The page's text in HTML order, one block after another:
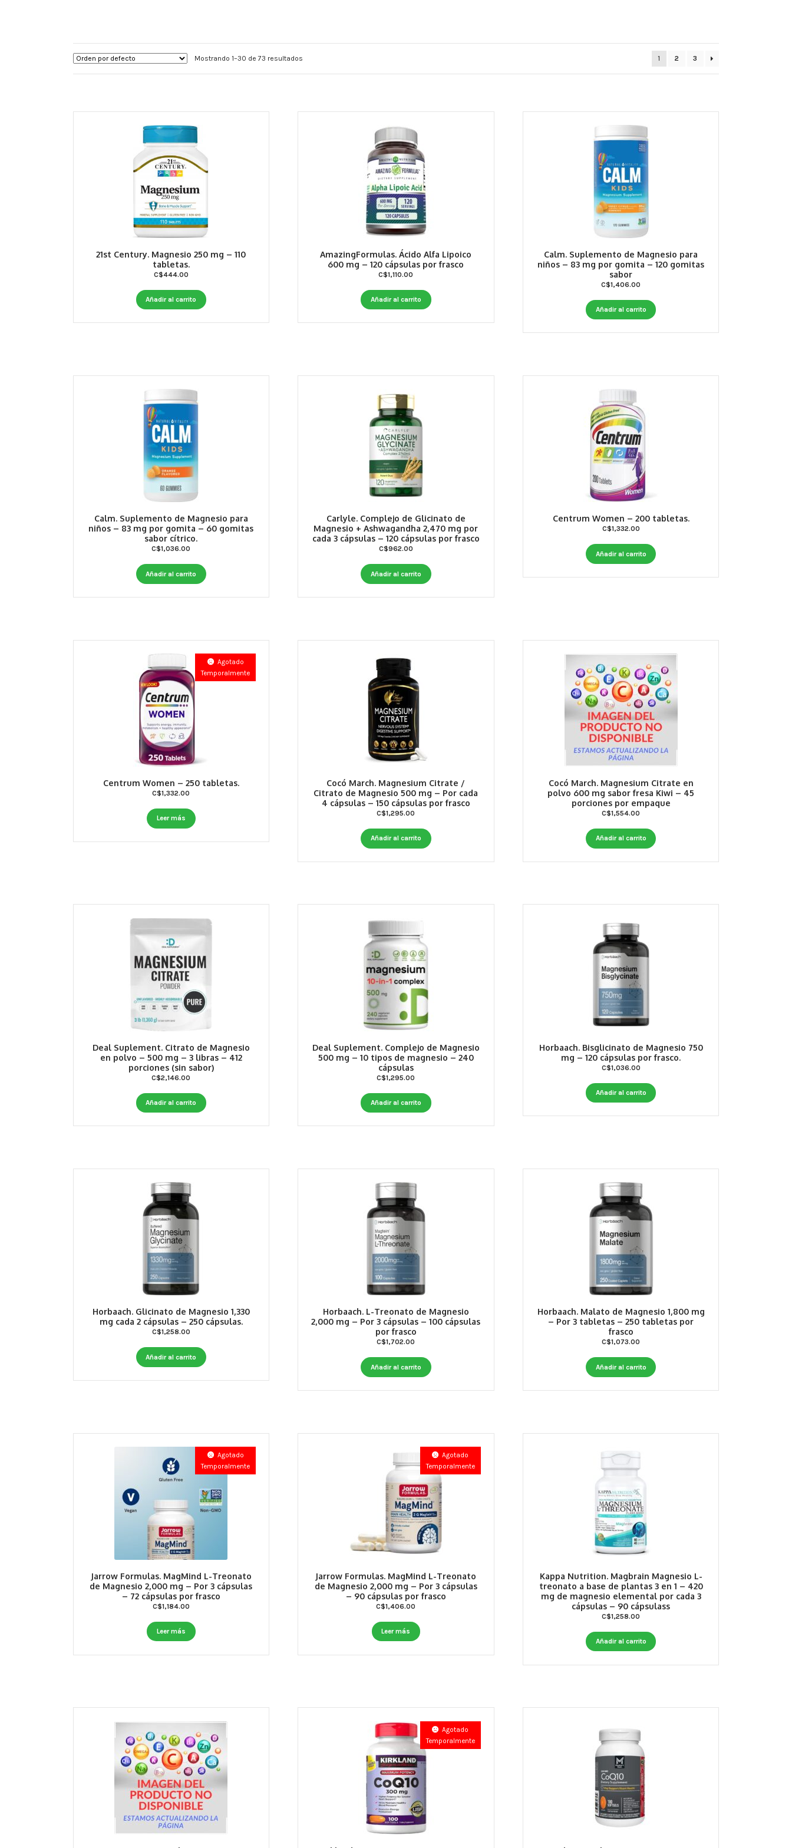
Mostrando 1–30 de 73 resultados 1 2 3
21st Century. Magnesio 250 mg – 110
tabletas.
C$444.00
Añadir al carrito
AmazingFormulas. Ácido Alfa Lipoico
600 mg – 120 cápsulas por frasco
C$1,110.00
Añadir al carrito
Calm. Suplemento de Magnesio para
niños – 83 mg por gomita – 120 gomitas
sabor
C$1,406.00
Añadir al carrito
Calm. Suplemento de Magnesio para
niños – 83 mg por gomita – 60 gomitas
sabor cítrico.
C$1,036.00
Añadir al carrito
Carlyle. Complejo de Glicinato de
Magnesio + Ashwagandha 2,470 mg por
cada 3 cápsulas – 120 cápsulas por frasco
C$962.00
Añadir al carrito
Centrum Women – 200 tabletas.
C$1,332.00
Añadir al carrito
Centrum Women – 250 tabletas.
Agotado
Temporalmente
C$1,332.00
Leer más
Cocó March. Magnesium Citrate /
Citrato de Magnesio 500 mg – Por cada
4 cápsulas – 150 cápsulas por frasco
C$1,295.00
Añadir al carrito
Cocó March. Magnesium Citrate en
polvo 600 mg sabor fresa Kiwi – 45
porciones por empaque
C$1,554.00
Añadir al carrito
Deal Suplement. Citrato de Magnesio
en polvo – 500 mg – 3 libras – 412
porciones (sin sabor)
C$2,146.00
Añadir al carrito
Deal Suplement. Complejo de Magnesio
500 mg – 10 tipos de magnesio – 240
cápsulas
C$1,295.00
Añadir al carrito
Horbaach. Bisglicinato de Magnesio 750
mg – 120 cápsulas por frasco.
C$1,036.00
Añadir al carrito
Horbaach. Glicinato de Magnesio 1,330
mg cada 2 cápsulas – 250 cápsulas.
C$1,258.00
Añadir al carrito
Horbaach. L-Treonato de Magnesio
2,000 mg – Por 3 cápsulas – 100 cápsulas
por frasco
C$1,702.00
Añadir al carrito
Horbaach. Malato de Magnesio 1,800 mg
– Por 3 tabletas – 250 tabletas por
frasco
C$1,073.00
Añadir al carrito
Jarrow Formulas. MagMind L-Treonato
de Magnesio 2,000 mg – Por 3 cápsulas
– 72 cápsulas por frasco
Agotado
Temporalmente
C$1,184.00
Leer más
Jarrow Formulas. MagMind L-Treonato
de Magnesio 2,000 mg – Por 3 cápsulas
– 90 cápsulas por frasco
Agotado
Temporalmente
C$1,406.00
Leer más
Kappa Nutrition. Magbrain Magnesio L-
treonato a base de plantas 3 en 1 – 420
mg de magnesio elemental por cada 3
cápsulas – 90 cápsulass
C$1,258.00
Añadir al carrito
Agotado
Temporalmente